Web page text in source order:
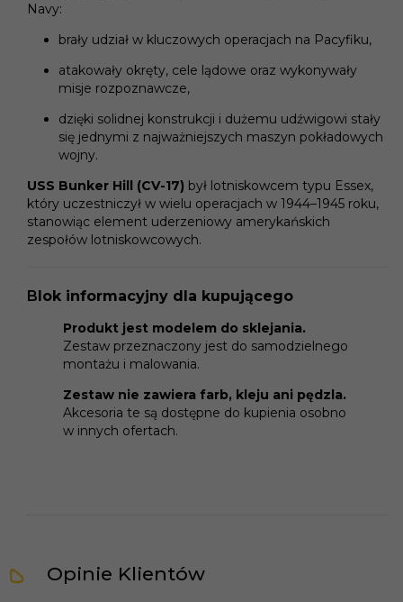
Navy:
brały udział w kluczowych operacjach na Pacyfiku,
atakowały okręty, cele lądowe oraz wykonywały
misje rozpoznawcze,
dzięki solidnej konstrukcji i dużemu udźwigowi stały
się jednymi z najważniejszych maszyn pokładowych
wojny.
USS Bunker Hill (CV-17) był lotniskowcem typu Essex,
który uczestniczył w wielu operacjach w 1944–1945 roku,
stanowiąc element uderzeniowy amerykańskich
zespołów lotniskowcowych.
Blok informacyjny dla kupującego
Produkt jest modelem do sklejania.
Zestaw przeznaczony jest do samodzielnego
montażu i malowania.
Zestaw nie zawiera farb, kleju ani pędzla.
Akcesoria te są dostępne do kupienia osobno
w innych ofertach.
Opinie Klientów